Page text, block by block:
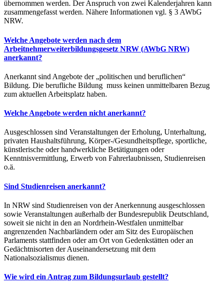
übernommen werden. Der Anspruch von zwei Kalenderjahren kann
zusammengefasst werden. Nähere Informationen vgl. § 3 AWbG
NRW.
Welche Angebote werden nach dem
Arbeitnehmerweiterbildungsgesetz NRW (AWbG NRW)
anerkannt?
Anerkannt sind Angebote der „politischen und beruflichen“
Bildung. Die berufliche Bildung muss keinen unmittelbaren Bezug
zum aktuellen Arbeitsplatz haben.
Welche Angebote werden nicht anerkannt?
Ausgeschlossen sind Veranstaltungen der Erholung, Unterhaltung,
privaten Haushaltsführung, Körper-/Gesundheitspflege, sportliche,
künstlerische oder handwerkliche Betätigungen oder
Kenntnisvermittlung, Erwerb von Fahrerlaubnissen, Studienreisen
o.ä.
Sind Studienreisen anerkannt?
In NRW sind Studienreisen von der Anerkennung ausgeschlossen
sowie Veranstaltungen außerhalb der Bundesrepublik Deutschland,
soweit sie nicht in den an Nordrhein-Westfalen unmittelbar
angrenzenden Nachbarländern oder am Sitz des Europäischen
Parlaments stattfinden oder am Ort von Gedenkstätten oder an
Gedächtnisorten der Auseinandersetzung mit dem
Nationalsozialismus dienen.
Wie wird ein Antrag zum Bildungsurlaub gestellt?